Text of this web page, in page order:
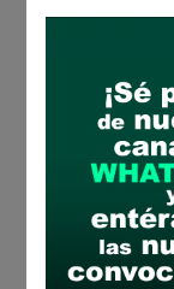
Descarga
Antes
Prepara
la
bases
Revisar
se